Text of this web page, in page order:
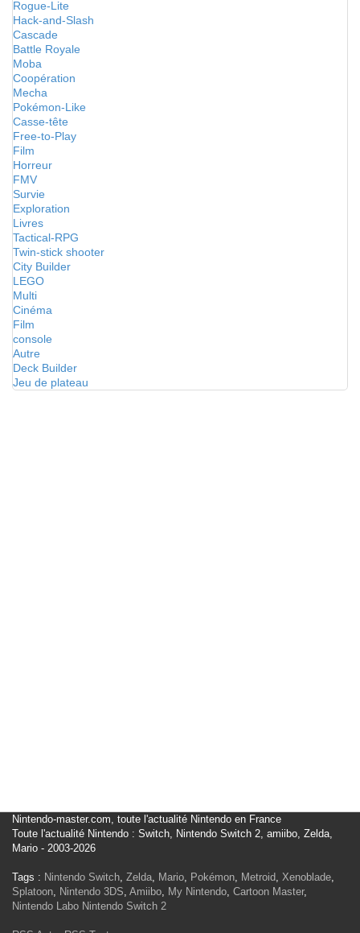
Rogue-Lite
Hack-and-Slash
Cascade
Battle Royale
Moba
Coopération
Mecha
Pokémon-Like
Casse-tête
Free-to-Play
Film
Horreur
FMV
Survie
Exploration
Livres
Tactical-RPG
Twin-stick shooter
City Builder
LEGO
Multi
Cinéma
Film
console
Autre
Deck Builder
Jeu de plateau
Nintendo-master.com, toute l'actualité Nintendo en France
Toute l'actualité Nintendo : Switch, Nintendo Switch 2, amiibo, Zelda,
Mario - 2003-2026
Tags : Nintendo Switch, Zelda, Mario, Pokémon, Metroid, Xenoblade,
Splatoon, Nintendo 3DS, Amiibo, My Nintendo, Cartoon Master,
Nintendo Labo Nintendo Switch 2